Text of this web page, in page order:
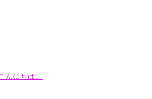
んにちは。